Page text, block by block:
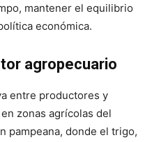
mantener el equilibrio
económica.
agropecuario
entre productores y
zonas agrícolas del
pampeana, donde el trigo,